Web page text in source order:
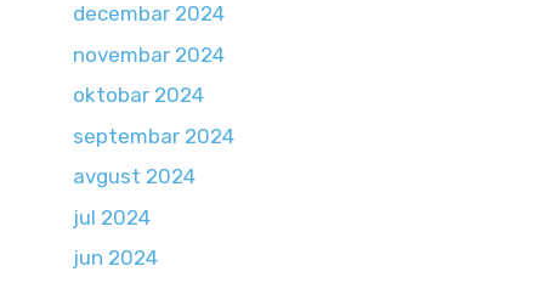
decembar 2024
novembar 2024
oktobar 2024
septembar 2024
avgust 2024
jul 2024
jun 2024